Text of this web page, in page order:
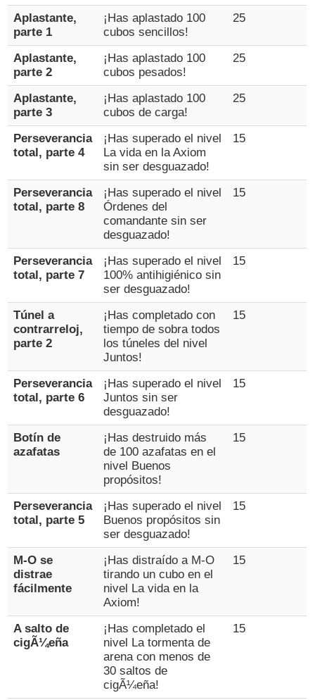
Aplastante,
parte 1
¡Has aplastado 100
cubos sencillos!
25
Aplastante,
parte 2
¡Has aplastado 100
cubos pesados!
25
Aplastante,
parte 3
¡Has aplastado 100
cubos de carga!
25
Perseverancia
total, parte 4
¡Has superado el nivel
La vida en la Axiom
sin ser desguazado!
15
Perseverancia
total, parte 8
¡Has superado el nivel
Órdenes del
comandante sin ser
desguazado!
15
Perseverancia
total, parte 7
¡Has superado el nivel
100% antihigiénico sin
ser desguazado!
15
Túnel a
contrarreloj,
parte 2
¡Has completado con
tiempo de sobra todos
los túneles del nivel
Juntos!
15
Perseverancia
total, parte 6
¡Has superado el nivel
Juntos sin ser
desguazado!
15
Botín de
azafatas
¡Has destruido más
de 100 azafatas en el
nivel Buenos
propósitos!
15
Perseverancia
total, parte 5
¡Has superado el nivel
Buenos propósitos sin
ser desguazado!
15
M-O se
distrae
fácilmente
¡Has distraído a M-O
tirando un cubo en el
nivel La vida en la
Axiom!
15
A salto de
cigÃ¼eña
¡Has completado el
nivel La tormenta de
arena con menos de
30 saltos de
cigÃ¼eña!
15